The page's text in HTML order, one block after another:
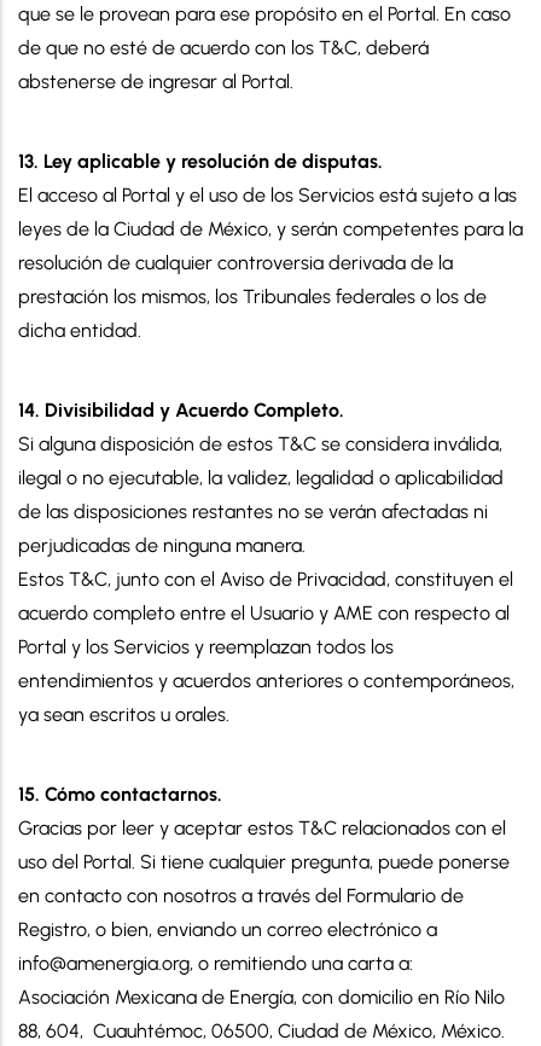
que se le provean para ese propósito en el Portal. En caso
de que no esté de acuerdo con los T&C, deberá
abstenerse de ingresar al Portal.
13. Ley aplicable y resolución de disputas.
El acceso al Portal y el uso de los Servicios está sujeto a las
leyes de la Ciudad de México, y serán competentes para la
resolución de cualquier controversia derivada de la
prestación los mismos, los Tribunales federales o los de
dicha entidad.
14. Divisibilidad y Acuerdo Completo.
Si alguna disposición de estos T&C se considera inválida,
ilegal o no ejecutable, la validez, legalidad o aplicabilidad
de las disposiciones restantes no se verán afectadas ni
perjudicadas de ninguna manera.
Estos T&C, junto con el Aviso de Privacidad, constituyen el
acuerdo completo entre el Usuario y AME con respecto al
Portal y los Servicios y reemplazan todos los
entendimientos y acuerdos anteriores o contemporáneos,
ya sean escritos u orales.
15. Cómo contactarnos.
Gracias por leer y aceptar estos T&C relacionados con el
uso del Portal. Si tiene cualquier pregunta, puede ponerse
en contacto con nosotros a través del Formulario de
Registro, o bien, enviando un correo electrónico a
info@amenergia.org, o remitiendo una carta a:
Asociación Mexicana de Energía, con domicilio en Río Nilo
88, 604, Cuauhtémoc, 06500, Ciudad de México, México.